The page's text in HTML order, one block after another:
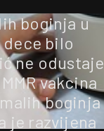
boginja u
bilo
ne odustaje
vakcina
boginja
je razvijena